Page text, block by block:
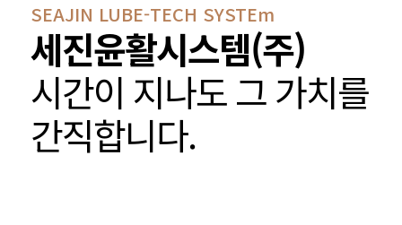
SEAJIN LUBE-TECH SYSTEm
세진윤활시스템(주)
시간이 지나도그 가치를
간직합니다.